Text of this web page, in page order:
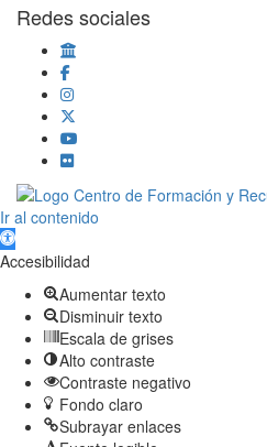
Redes sociales
Scroll
Up
Ir al contenido
Abrir barra de herramientas
Accesibilidad
Aumentar texto
Disminuir texto
Escala de grises
Alto contraste
Contraste negativo
Fondo claro
Subrayar enlaces